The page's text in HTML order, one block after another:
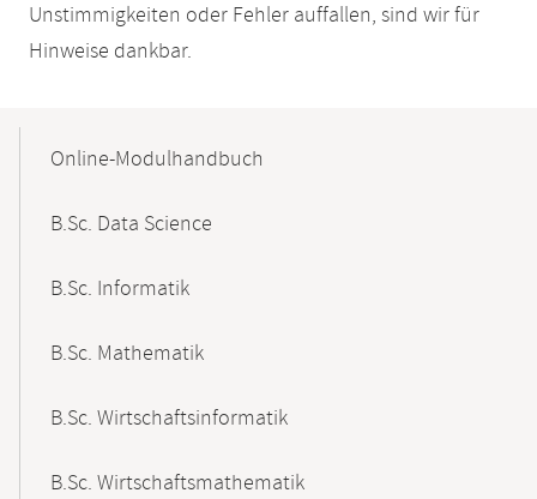
Unstimmigkeiten oder Fehler auffallen, sind wir für
Hinweise dankbar.
NavigationOnline-Modulhandbuch
B.Sc. Data Science
B.Sc. Informatik
B.Sc. Mathematik
B.Sc. Wirtschaftsinformatik
B.Sc. Wirtschaftsmathematik